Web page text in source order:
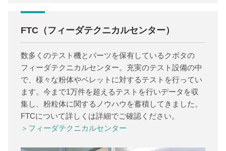
FTC（フィーダテクニカルセンター）
数多くのテスト機とパーツを保有しているクボタの
フィーダテクニカルセンター。充実のテスト設備の中
で、様々な粉体やペレットに対するテストを行ってい
ます。今まで1万件を超えるテストを行いデータを収
集し、粉粒体に関するノウハウを蓄積してきました。
FTCについて詳しくは詳細でご確認ください。
＞フィーダテクニカルセンター